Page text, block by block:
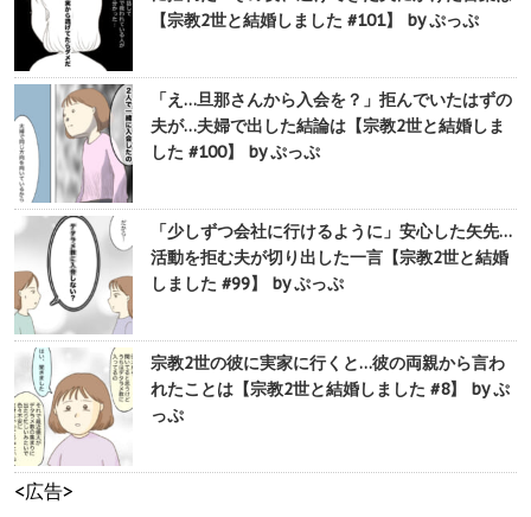
【宗教2世と結婚しました #101】 by ぷっぷ
「え…旦那さんから入会を？」拒んでいたはずの
夫が…夫婦で出した結論は【宗教2世と結婚しま
した #100】 by ぷっぷ
「少しずつ会社に行けるように」安心した矢先…
活動を拒む夫が切り出した一言【宗教2世と結婚
しました #99】 by ぷっぷ
宗教2世の彼に実家に行くと…彼の両親から言わ
れたことは【宗教2世と結婚しました #8】 by ぷ
っぷ
<広告>